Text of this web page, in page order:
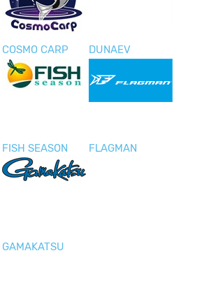
COSMO CARP DUNAEV
FISH SEASON FLAGMAN
GAMAKATSU